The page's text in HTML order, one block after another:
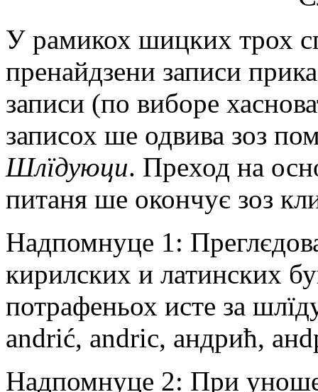
У рамикох шицких трох
прeнайдзeни записи
записи (по виборe
записох шe одвива зоз
Шлїдуюци. Прeход на
питаня шe окончує зоз
Надпомнуцe 1:
кирилских и латинских
потрафeньох истe за
andrić, andric, андрић,
Надпомнуцe 2: При